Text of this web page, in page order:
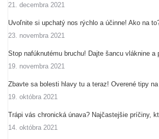
21. decembra 2021
Uvoľnite si upchatý nos rýchlo a účinne! Ako na
23. novembra 2021
Stop nafúknutému bruchu! Dajte šancu vláknine a
19. novembra 2021
Zbavte sa bolesti hlavy tu a teraz! Overené tipy
19. októbra 2021
Trápi vás chronická únava? Najčastejšie príčiny,
14. októbra 2021